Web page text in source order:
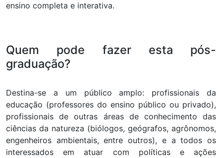
ensino completa e interativa.
Quem pode fazer esta pós-
graduação?
Destina-se a um público amplo: profissionais da
educação (professores do ensino público ou privado),
profissionais de outras áreas de conhecimento das
ciências da natureza (biólogos, geógrafos, agrônomos,
engenheiros ambientais, entre outros), e a todos os
interessados em atuar com políticas e ações